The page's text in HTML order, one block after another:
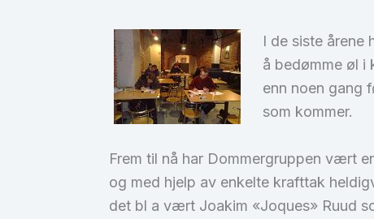
I de siste årene
å bedømme øl i
enn noen gang
som kommer.
Frem til nå har Dommergruppen vært
og med hjelp av enkelte krafttak
det bl a vært Joakim «Joques» Ruud